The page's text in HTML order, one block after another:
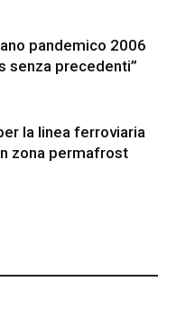
pandemico 2006
senza precedenti”
la linea ferroviaria
zona permafrost